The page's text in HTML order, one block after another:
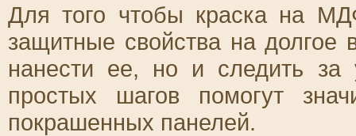
Для того чтобы краска на
защитные свойства на долгое
нанести ее, но и следить за
простых шагов помогут
покрашенных панелей.